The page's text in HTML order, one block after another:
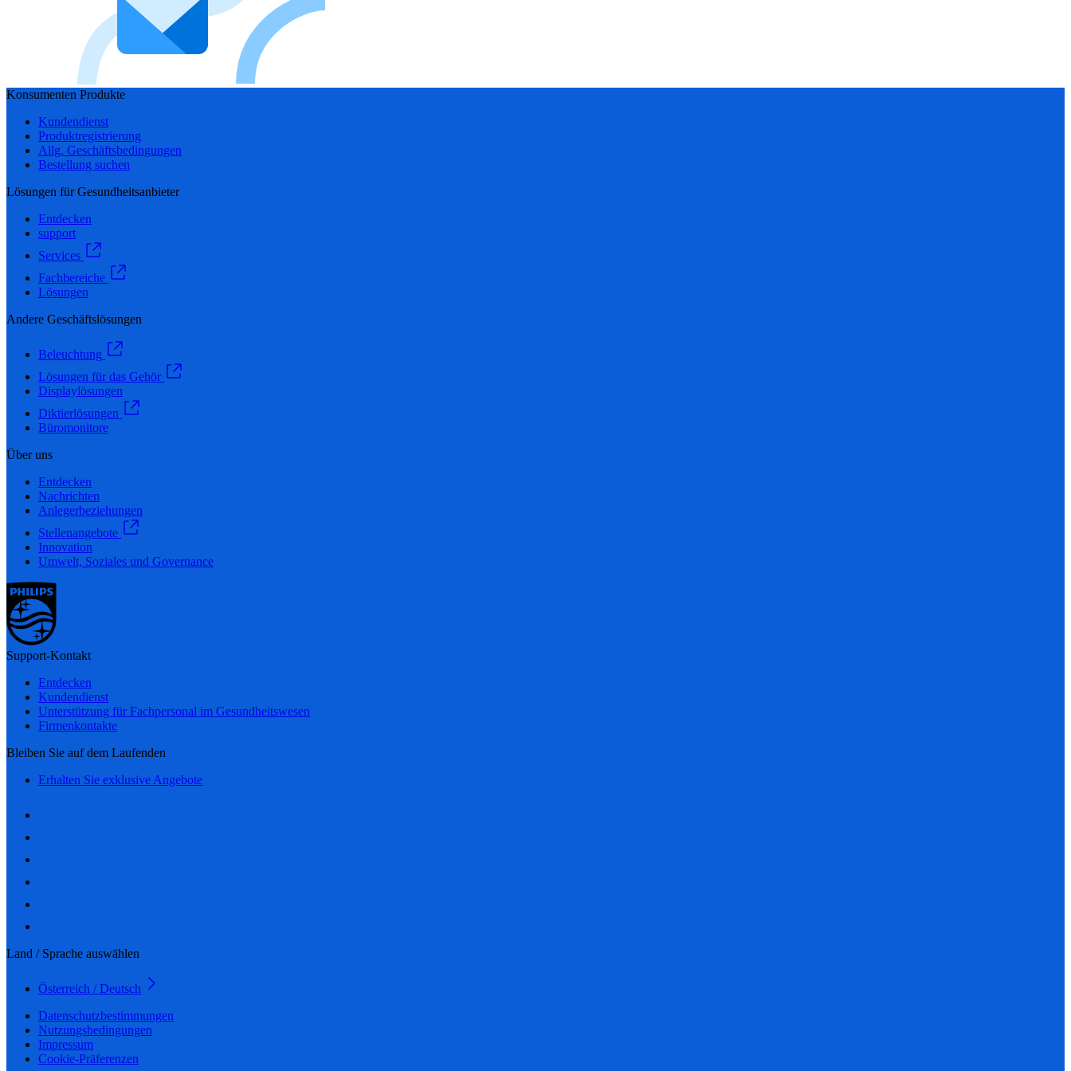
Konsumenten Produkte
Kundendienst
Produktregistrierung
Allg. Geschäftsbedingungen
Bestellung suchen
Lösungen für Gesundheitsanbieter
Entdecken
support
Services
Fachbereiche
Lösungen
Andere Geschäftslösungen
Beleuchtung
Lösungen für das Gehör
Displaylösungen
Diktierlösungen
Büromonitore
Über uns
Entdecken
Nachrichten
Anlegerbeziehungen
Stellenangebote
Innovation
Umwelt, Soziales und Governance
Support-Kontakt
Entdecken
Kundendienst
Unterstützung für Fachpersonal im Gesundheitswesen
Firmenkontakte
Bleiben Sie auf dem Laufenden
Erhalten Sie exklusive Angebote
Land / Sprache auswählen
Österreich / Deutsch
Datenschutzbestimmungen
Nutzungsbedingungen
Impressum
Cookie-Präferenzen